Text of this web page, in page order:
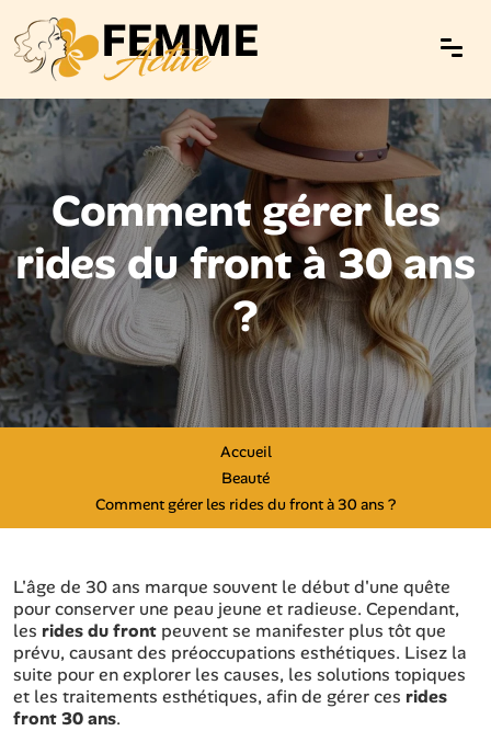
Comment gérer les
rides du front à 30 ans
?
Accueil
Beauté
Comment gérer les rides du front à 30 ans ?
L'âge de 30 ans marque souvent le début d'une quête
pour conserver une peau jeune et radieuse. Cependant,
les ridesdu front peuvent se manifester plus tôt que
prévu, causant des préoccupations esthétiques. Lisez la
suite pour en explorer les causes, les solutions topiques
et les traitements esthétiques, afin de gérer ces rides
front 30 ans.